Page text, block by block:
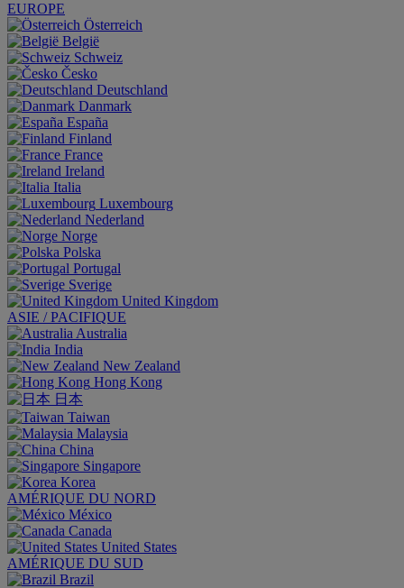
EUROPE
Österreich
België
Schweiz
Česko
Deutschland
Danmark
España
Finland
France
Ireland
Italia
Luxembourg
Nederland
Norge
Polska
Portugal
Sverige
United Kingdom
ASIE / PACIFIQUE
Australia
India
New Zealand
Hong Kong
日本
Taiwan
Malaysia
China
Singapore
Korea
AMÉRIQUE DU NORD
México
Canada
United States
AMÉRIQUE DU SUD
Brazil